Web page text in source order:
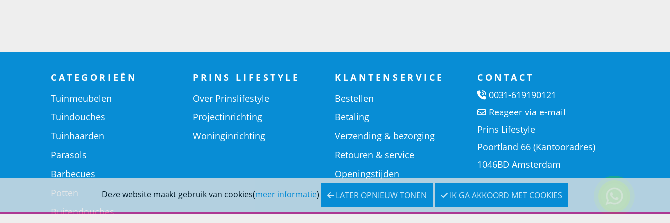
Deze website maakt gebruik van cookies(meer informatie) LATER OPNIEUW TONEN IK GA AKKOORD MET COOKIES
CATEGORIEËN
Tuinmeubelen
Tuindouches
Tuinhaarden
Parasols
Barbecues
Potten
Buitendouches
PRINS LIFESTYLE
Over Prinslifestyle
Projectinrichting
Woninginrichting
KLANTENSERVICE
Bestellen
Betaling
Verzending & bezorging
Retouren & service
Openingstijden
CONTACT
0031-619190121
Reageer via e-mail
Prins Lifestyle
Poortland 66 (Kantooradres)
1046BD Amsterdam